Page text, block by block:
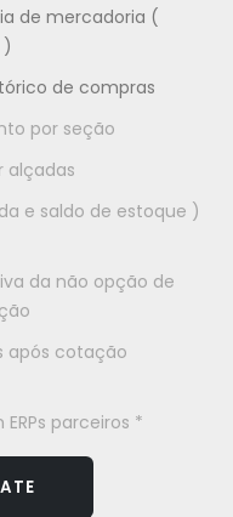
de mercadoria (
de compras
por seção
alçadas
e saldo de estoque )
da não opção de
após cotação
parceiros *